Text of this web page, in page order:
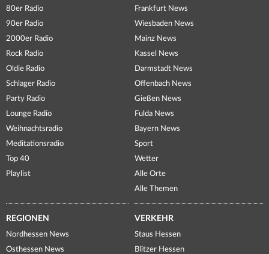
80er Radio
90er Radio
2000er Radio
Rock Radio
Oldie Radio
Schlager Radio
Party Radio
Lounge Radio
Weihnachtsradio
Meditationsradio
Top 40
Playlist
Frankfurt News
Wiesbaden News
Mainz News
Kassel News
Darmstadt News
Offenbach News
Gießen News
Fulda News
Bayern News
Sport
Wetter
Alle Orte
Alle Themen
REGIONEN
Nordhessen News
Osthessen News
VERKEHR
Staus Hessen
Blitzer Hessen